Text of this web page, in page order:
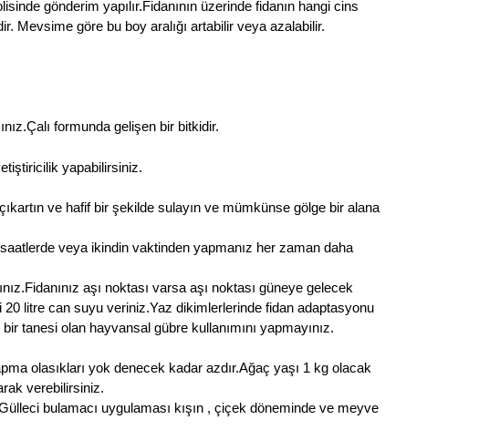
gönderim yapılır.Fidanının üzerinde fidanın hangi cins
Mevsime göre bu boy aralığı artabilir veya azalabilir.
formunda gelişen bir bitkidir.
yapabilirsiniz.
ve hafif bir şekilde sulayın ve mümkünse gölge bir alana
veya ikindin vaktinden yapmanız her zaman daha
aşı noktası varsa aşı noktası güneye gelecek
litre can suyu veriniz.Yaz dikimlerlerinde fidan adaptasyonu
tanesi olan hayvansal gübre kullanımını yapmayınız.
olasıkları yok denecek kadar azdır.Ağaç yaşı 1 kg olacak
verebilirsiniz.
bulamacı uygulaması kışın , çiçek döneminde ve meyve